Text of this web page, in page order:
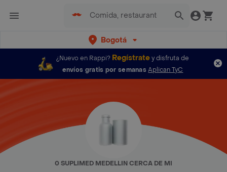
Bogotá
¿Nuevo en Rappi? Regístratey disfruta de
envíos gratis por semanas Aplican TyC
0 SUPLIMED MEDELLIN CERCA DE MI